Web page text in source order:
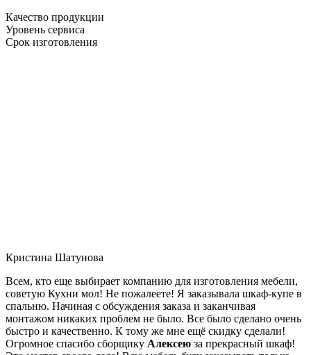
Качество продукции
Уровень сервиса
Срок изготовления
Кристина Шатунова
Всем, кто еще выбирает компанию для изготовления мебели,
советую Кухни мол! Не пожалеете! Я заказывала шкаф-купе в
спальню. Начиная с обсуждения заказа и заканчивая
монтажом никаких проблем не было. Все было сделано очень
быстро и качественно. К тому же мне ещё скидку сделали!
Огромное спасибо сборщику Алексею за прекрасный шкаф!